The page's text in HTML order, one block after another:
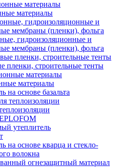
материалы
гидроизоляционные и
мембраны (пленки), фольга
пленки, строительные тенты
материалы
на основе базальта
теплоизоляции
утеплитель
на основе кварца и стекло-
волокна
огнезащитный материал